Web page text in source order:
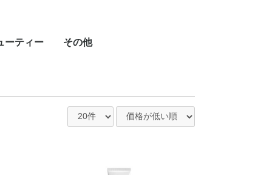
ーティー その他